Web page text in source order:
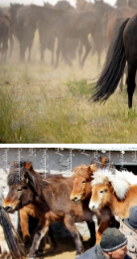



























































